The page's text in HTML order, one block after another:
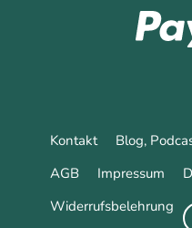
Kontakt Blog,
AGB
Impressum
Widerrufsbelehrung